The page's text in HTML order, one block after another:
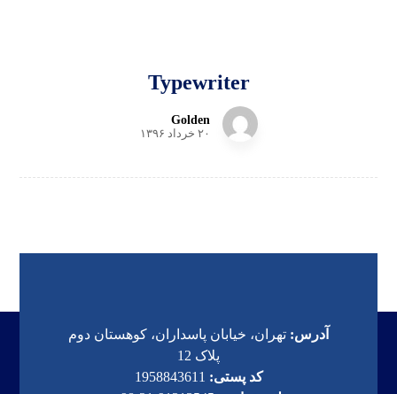
Typewriter
Golden
۲۰ خرداد ۱۳۹۶
آدرس: تهران، خیابان پاسداران، کوهستان دوم
پلاک 12
کد پستی: